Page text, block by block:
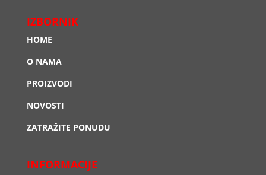
IZBORNIK
HOME
O NAMA
PROIZVODI
NOVOSTI
ZATRAŽITE PONUDU
INFORMACIJE